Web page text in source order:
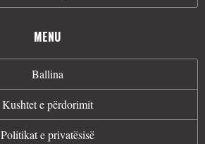
MENU
Ballina
Kushtet e përdorimit
Politikat e privatësisë